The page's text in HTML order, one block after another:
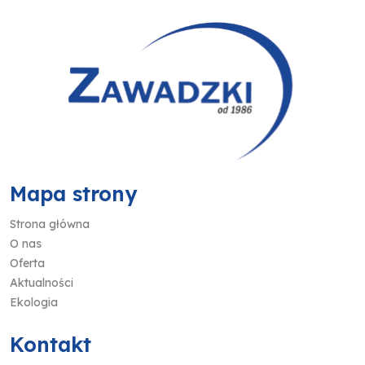
Mapa strony
Strona główna
O nas
Oferta
Aktualności
Ekologia
Kontakt